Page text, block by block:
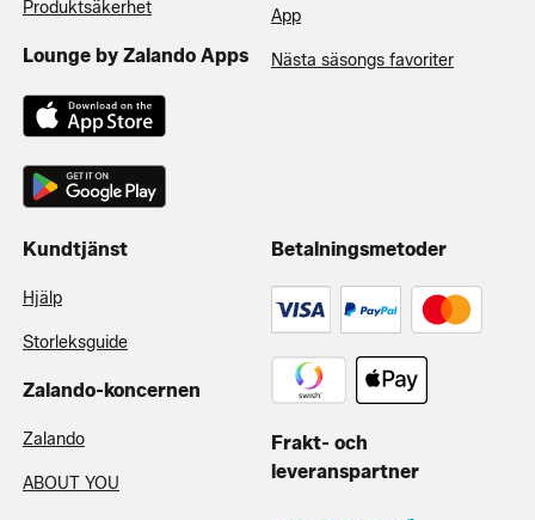
Produktsäkerhet
Lounge by Zalando Apps
App
Nästa säsongs favoriter
Kundtjänst
Hjälp
Storleksguide
Zalando-koncernen
Zalando
ABOUT YOU
Betalningsmetoder
Frakt- och
leveranspartner